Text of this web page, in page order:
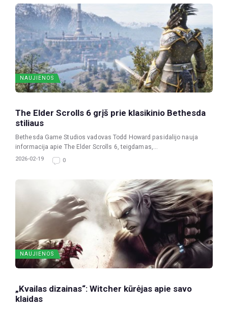
NAUJIENOS
The Elder Scrolls 6 grįš prie klasikinio Bethesda
stiliaus
Bethesda Game Studios vadovas Todd Howard pasidalijo nauja
informacija apie The Elder Scrolls 6, teigdamas,...
2026-02-19 0
NAUJIENOS
„Kvailas dizainas“: Witcher kūrėjas apie savo
klaidas